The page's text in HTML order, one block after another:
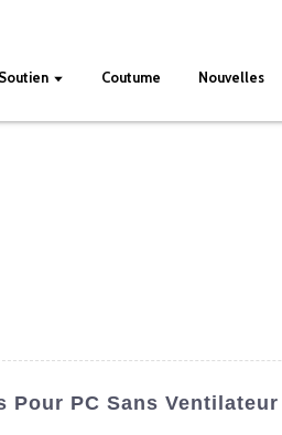
Soutien Coutume Nouvelles
PC Sans